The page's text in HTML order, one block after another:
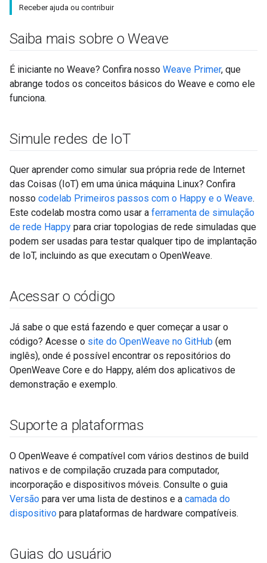
Receber ajuda ou contribuir
Saiba mais sobre o Weave
É iniciante no Weave? Confira nosso Weave Primer, que
abrange todos os conceitos básicos do Weave e como ele
funciona.
Simule redes de IoT
Quer aprender como simular sua própria rede de Internet
das Coisas (IoT) em uma única máquina Linux? Confira
nosso codelab Primeiros passos com o Happy e o Weave.
Este codelab mostra como usar a ferramenta de simulação
de rede Happy para criar topologias de rede simuladas que
podem ser usadas para testar qualquer tipo de implantação
de IoT, incluindo as que executam o OpenWeave.
Acessar o código
Já sabe o que está fazendo e quer começar a usar o
código? Acesse o site do OpenWeave no GitHub (em
inglês), onde é possível encontrar os repositórios do
OpenWeave Core e do Happy, além dos aplicativos de
demonstração e exemplo.
Suporte a plataformas
O OpenWeave é compatível com vários destinos de build
nativos e de compilação cruzada para computador,
incorporação e dispositivos móveis. Consulte o guia
Versão para ver uma lista de destinos e a camada do
dispositivo para plataformas de hardware compatíveis.
Guias do usuário